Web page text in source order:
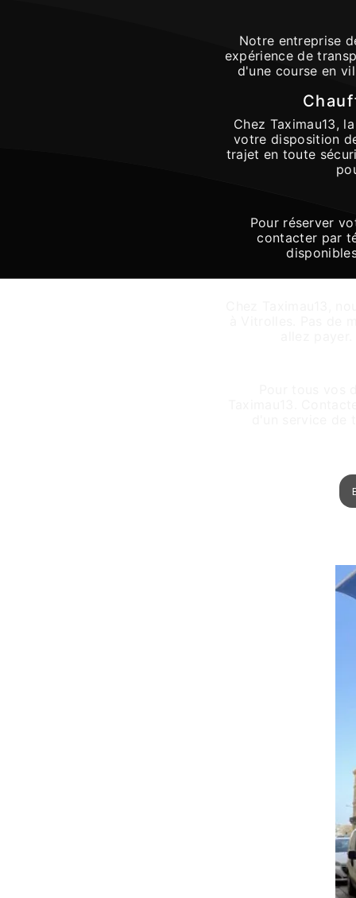
Notre entreprise
expérience de
d'une course en
Chez Taximau13,
votre disposition
trajet en toute
Pour réserver
contacter par